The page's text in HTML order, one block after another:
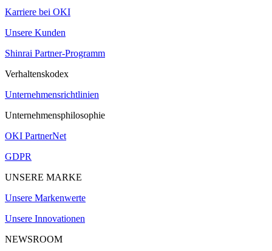
Karriere bei OKI
Unsere Kunden
Shinrai Partner-Programm
Verhaltenskodex
Unternehmensrichtlinien
Unternehmensphilosophie
OKI PartnerNet
GDPR
UNSERE MARKE
Unsere Markenwerte
Unsere Innovationen
NEWSROOM